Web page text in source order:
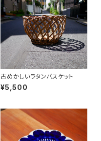
古めかしいラタンバスケット
¥5,500